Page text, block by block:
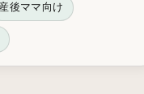
産後ママ向け